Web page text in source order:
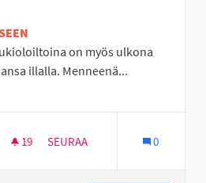
on myös ulkona
illalla. Menneenä...
Läntinen Seinäjoki
19 19 SEURAAJAA
SEURAA 0